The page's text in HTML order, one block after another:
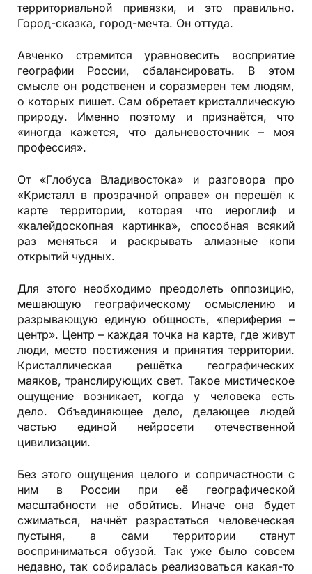
территориальной привязки, и это правильно.
Город-сказка, город-мечта. Он оттуда.
Авченко стремится уравновесить восприятие
географии России, сбалансировать. В этом
смысле он родственен и соразмерен тем людям,
о которых пишет. Сам обретает кристаллическую
природу. Именно поэтому и признаётся, что
«иногда кажется, что дальневосточник – моя
профессия».
От «Глобуса Владивостока» и разговора про
«Кристалл в прозрачной оправе» он перешёл к
карте территории, которая что иероглиф и
«калейдоскопная картинка», способная всякий
раз меняться и раскрывать алмазные копи
открытий чудных.
Для этого необходимо преодолеть оппозицию,
мешающую географическому осмыслению и
разрывающую единую общность, «периферия –
центр». Центр – каждая точка на карте, где живут
люди, место постижения и принятия территории.
Кристаллическая решётка географических
маяков, транслирующих свет. Такое мистическое
ощущение возникает, когда у человека есть
дело. Объединяющее дело, делающее людей
частью единой нейросети отечественной
цивилизации.
Без этого ощущения целого и сопричастности с
ним в России при её географической
масштабности не обойтись. Иначе она будет
сжиматься, начнёт разрастаться человеческая
пустыня, а сами территории станут
восприниматься обузой. Так уже было совсем
недавно, так собиралась реализоваться какая-то